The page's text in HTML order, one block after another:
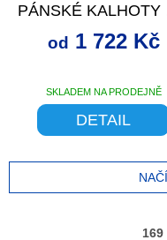
PÁNSKÉ KALHOTY
CYKLOVLOŽKOU
KRÁTKÉ VOLNÉ
SKLADEM NA PRODEJNĚ
od 1 722 Kč
DETAIL
169